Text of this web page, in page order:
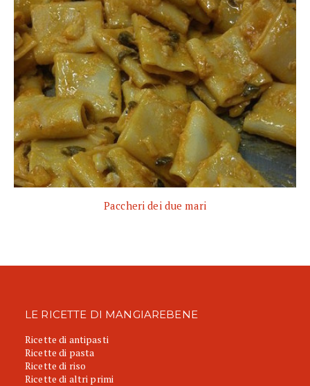
Paccheri dei due mari
LE RICETTE DI MANGIAREBENE
Ricette di antipasti
Ricette di pasta
Ricette di riso
Ricette di altri primi